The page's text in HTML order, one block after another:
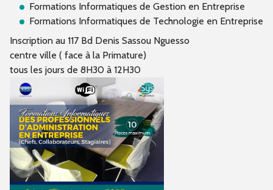
Formations Informatiques de Gestion en Entreprise
Formations Informatiques de Technologie en Entreprise
Inscription au 117 Bd Denis Sassou Nguesso
centre ville ( face à la Primature)
tous les jours de 8H30 à 12H30